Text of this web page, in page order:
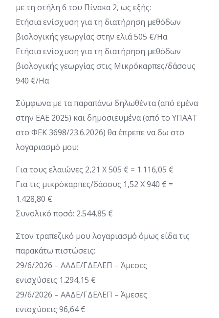
με τη στήλη 6 του Πίνακα 2, ως εξής:
Ετήσια ενίσχυση για τη διατήρηση μεθόδων
βιολογικής γεωργίας στην ελιά 505 €/Ηα
Ετήσια ενίσχυση για τη διατήρηση μεθόδων
βιολογικής γεωργίας στις Μικρόκαρπες/δάσους
940 €/Ηα
Σύμφωνα με τα παραπάνω δηλωθέντα (από εμένα
στην ΕΑΕ 2025) και δημοσιευμένα (από το ΥΠΑΑΤ
στο ΦΕΚ 3698/23.6.2026) θα έπρεπε να δω στο
λογαριασμό μου:
Για τους ελαιώνες 2,21 Χ 505 € = 1.116,05 €
Για τις μικρόκαρπες/δάσους 1,52 Χ 940 € =
1.428,80 €
Συνολικό ποσό: 2.544,85 €
Στον τραπεζικό μου λογαριασμό όμως είδα τις
παρακάτω πιστώσεις:
29/6/2026 – ΑΑΔΕ/ΓΔΕΛΕΠ – Άμεσες
ενισχύσεις 1.294,15 €
29/6/2026 – ΑΑΔΕ/ΓΔΕΛΕΠ – Άμεσες
ενισχύσεις 96,64 €